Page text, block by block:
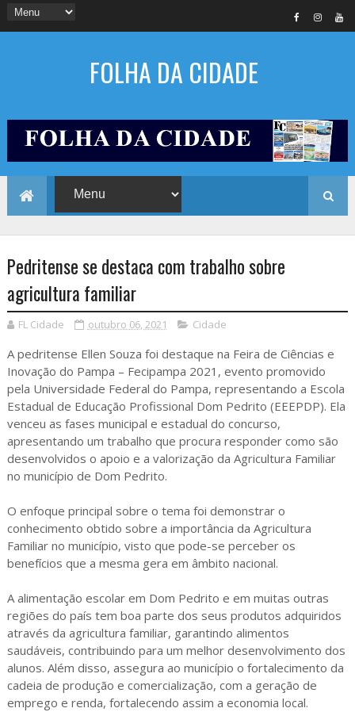
FOLHA DA CIDADE
Pedritense se destaca com trabalho sobre
agricultura familiar
FL Cidade outubro 06, 2021 Cidade
A pedritense Ellen Souza foi destaque na Feira de Ciências e
Inovação do Pampa – Fecipampa 2021, evento promovido
pela Universidade Federal do Pampa, representando a Escola
Estadual de Educação Profissional Dom Pedrito (EEEPDP). Ela
venceu as fases municipal e estadual do concurso,
apresentando um trabalho que procura responder como são
desenvolvidos o apoio e a valorização da Agricultura Familiar
no município de Dom Pedrito.
O enfoque principal sobre o tema foi demonstrar o
conhecimento obtido sobre a importância da Agricultura
Familiar no município, visto que pode-se perceber os
benefícios que a mesma gera em âmbito nacional.
A alimentação escolar em Dom Pedrito e em muitas outras
regiões do país tem boa parte dos seus produtos adquiridos
através da agricultura familiar, garantindo alimentos
saudáveis, contribuindo para um melhor desenvolvimento dos
alunos. Além disso, assegura ao município o fortalecimento da
cadeia de produção e comercialização, com a geração de
emprego e renda, fortalecendo assim a economia local.